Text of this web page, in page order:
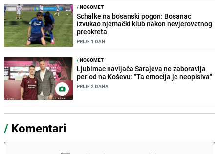
/NOGOMET
Schalke na bosanski pogon: Bosanac
izvukao njemački klub nakon nevjerovatnog
preokreta
PRIJE 1 DAN
/NOGOMET
Ljubimac navijača Sarajeva ne zaboravlja
period na Koševu: "Ta emocija je neopisiva"
PRIJE 2 DANA
/ Komentari